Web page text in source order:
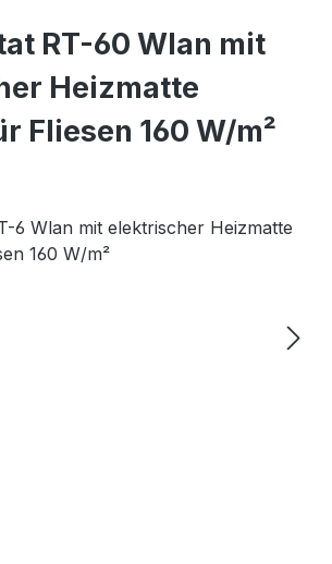
RT-60 Wlan mit
Heizmatte
Fliesen 160 W/m²